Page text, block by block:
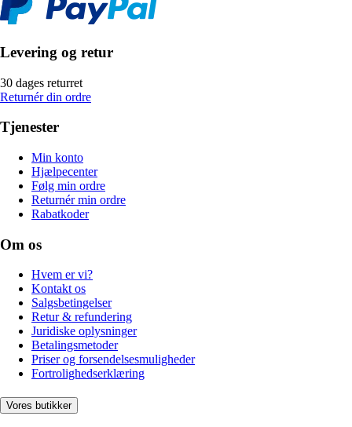
Levering og retur
30 dages returret
Returnér din ordre
Tjenester
Min konto
Hjælpecenter
Følg min ordre
Returnér min ordre
Rabatkoder
Om os
Hvem er vi?
Kontakt os
Salgsbetingelser
Retur & refundering
Juridiske oplysninger
Betalingsmetoder
Priser og forsendelsesmuligheder
Fortrolighedserklæring
Vores butikker